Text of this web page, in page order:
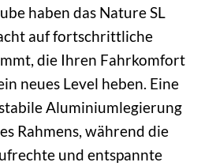
haben das Nature SL
auf fortschrittliche
die Ihren Fahrkomfort
neues Level heben. Eine
Aluminiumlegierung
Rahmens, während die
und entspannte